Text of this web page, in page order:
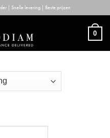
| Snelle levering | Beste prijzen
0